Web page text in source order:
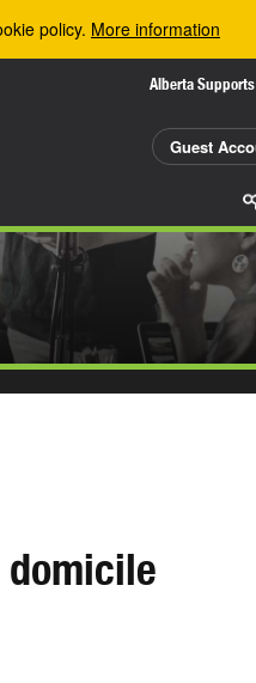
policy. More information
Alberta
Guest
domicile